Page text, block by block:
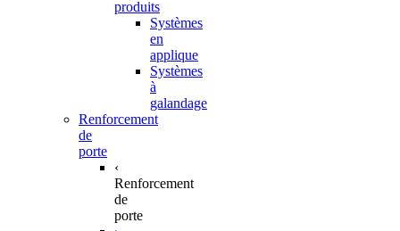
produits
Systèmes
en
applique
Systèmes
à
galandage
Renforcement
de
porte
‹
Renforcement
de
porte